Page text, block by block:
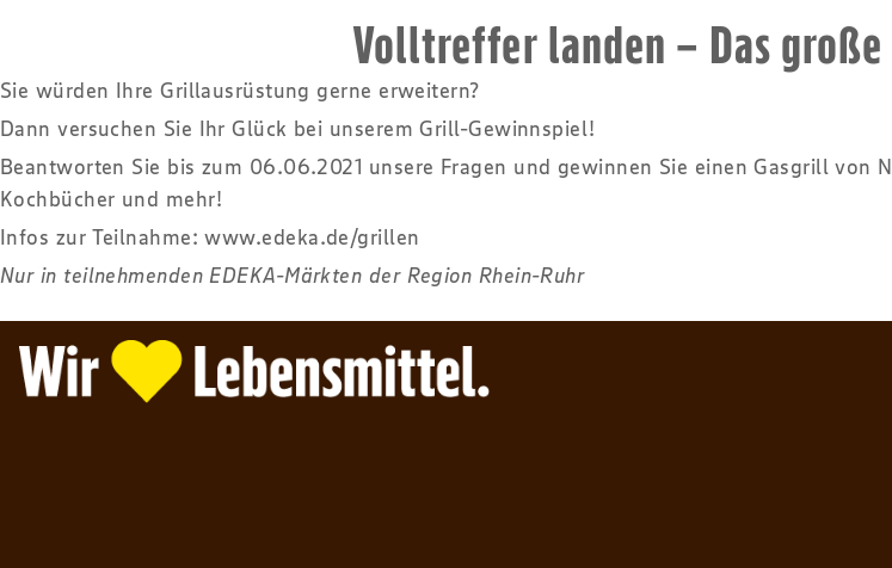
Volltreffer landen – Das
Sie würden Ihre Grillausrüstung gerne erweitern?
Dann versuchen Sie Ihr Glück bei unserem Grill-Gewinnspiel!
Beantworten Sie bis zum 06.06.2021 unsere Fragen und gewinnen Sie einen Gasgrill
Kochbücher und mehr!
Infos zur Teilnahme:www.edeka.de/grillen
Nur in teilnehmenden EDEKA-Märkten der Region Rhein-Ruhr